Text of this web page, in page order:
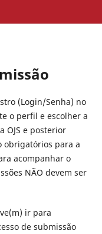
(Login/Senha) no
o perfil e escolher a
OJS e posterior
obrigatórios para a
acompanhar o
NÃO devem ser
ir para
de submissão